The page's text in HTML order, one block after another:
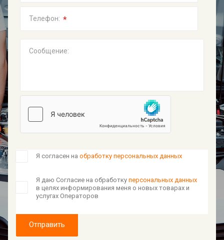
Телефон: *
Сообщение:
Я согласен на обработку персональных данных
Я даю Согласие на обработку персональных данных
в целях информирования меня о новых товарах и
услугах Операторов
Отправить